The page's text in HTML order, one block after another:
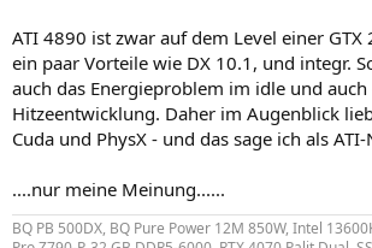
ATI 4890 ist zwar auf dem Level einer GTX
ein paar Vorteile wie DX 10.1, und integr.
auch das Energieproblem im idle und
Hitzeentwicklung. Daher im Augenblick
Cuda und PhysX - und das sage ich als ATI-
....nur meine Meinung......
BQ PB 500DX, BQ Pure Power 12M 850W, Intel